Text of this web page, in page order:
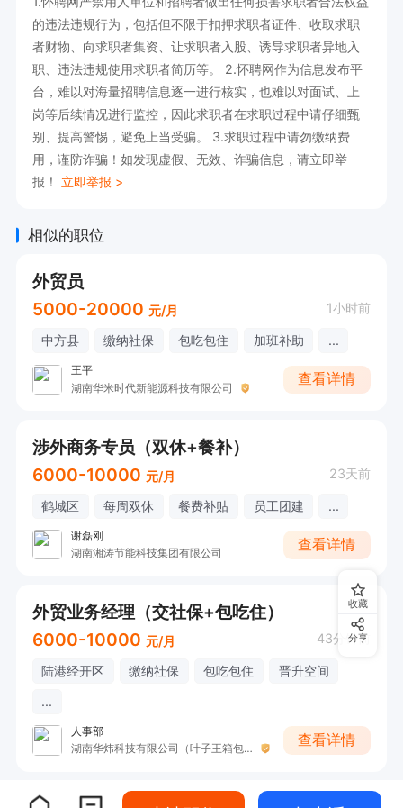
的违法违规行为，包括但不限于扣押求职者证件、收取求职
者财物、向求职者集资、让求职者入股、诱导求职者异地入
职、违法违规使用求职者简历等。 2.怀聘网作为信息发布平
台，难以对海量招聘信息逐一进行核实，也难以对面试、上
岗等后续情况进行监控，因此求职者在求职过程中请仔细甄
别、提高警惕，避免上当受骗。 3.求职过程中请勿缴纳费
用，谨防诈骗！如发现虚假、无效、诈骗信息，请立即举
报！ 立即举报 >
相似的职位
外贸员
5000-20000 元/月 1小时前
中方县 缴纳社保 包吃包住 加班补助 ...
王平
湖南华米时代新能源科技有限公司
查看详情
涉外商务专员（双休+餐补）
6000-10000 元/月 23天前
鹤城区 每周双休 餐费补贴 员工团建 ...
谢磊刚
湖南湘涛节能科技集团有限公司
查看详情
外贸业务经理（交社保+包吃住）
6000-10000 元/月 43分钟前
陆港经开区 缴纳社保 包吃包住
晋升空间
...
人事部
湖南华炜科技有限公司（叶子王箱包）
查看详情
收藏
分享